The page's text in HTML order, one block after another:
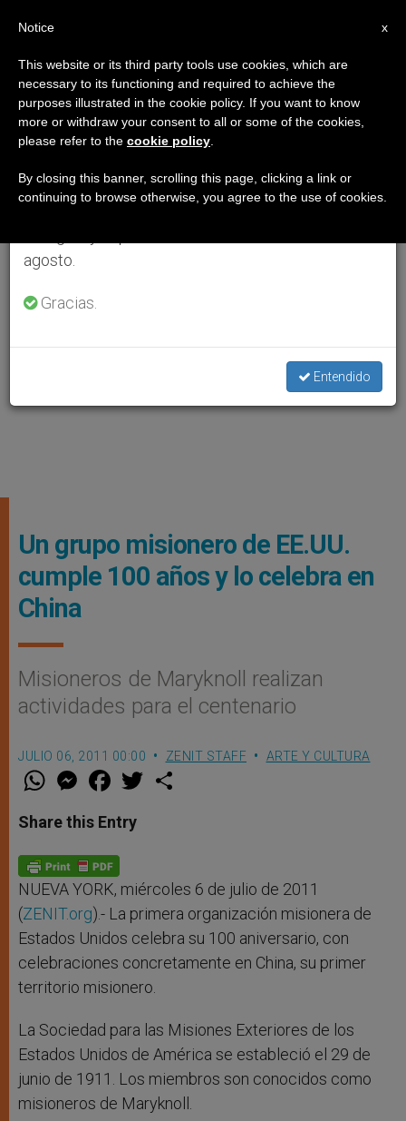
Un grupo misionero de EE.UU.
cumple 100 años y lo celebra en
China
Misioneros de Maryknoll realizan
actividades para el centenario
JULIO 06, 2011 00:00 ZENIT STAFF ARTE Y CULTURA
W
t
s
p
p
M
e
s
e
g
e
r
F
a
e
b
o
k
w
Share this Entry
NUEVA YORK, miércoles 6 de julio de 2011
(ZENIT.org).- La primera organización misionera de
Estados Unidos celebra su 100 aniversario, con
celebraciones concretamente en China, su primer
territorio misionero.
La Sociedad para las Misiones Exteriores de los
Estados Unidos de América se estableció el 29 de
junio de 1911. Los miembros son conocidos como
misioneros de Maryknoll.
×
Aviso importante
Del 27 de julio al 7 de agosto haremos la pausa
anual, aprovechando que en el periodo de verano
se generan menos informaciones y también el
agosto.
Gracias.
Entendido
x
Notice
This website or its third party tools use cookies, which are
necessary to its functioning and required to achieve the
purposes illustrated in the cookie policy. If you want to know
more or withdraw your consent to all or some of the cookies,
please refer to the cookie policy
By closing this banner, scrolling this page, clicking a link or
continuing to browse otherwise, you agree to the use of cookies.